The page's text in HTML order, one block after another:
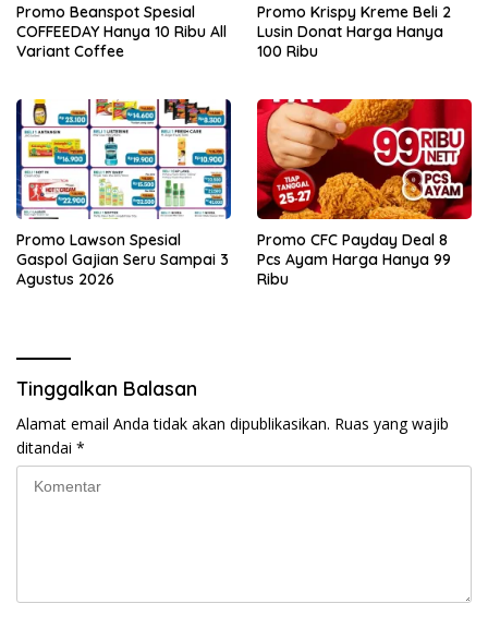
Promo Beanspot Spesial
COFFEEDAY Hanya 10 Ribu All
Variant Coffee
Promo Krispy Kreme Beli 2
Lusin Donat Harga Hanya
100 Ribu
Promo Lawson Spesial
Gaspol Gajian Seru Sampai 3
Agustus 2026
Promo CFC Payday Deal 8
Pcs Ayam Harga Hanya 99
Ribu
Tinggalkan Balasan
Alamat email Anda tidak akan dipublikasikan. Ruas yang wajib
ditandai *